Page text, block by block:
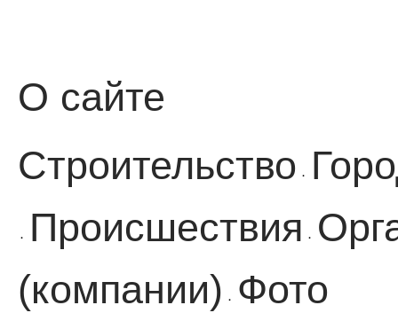
О сайте
Строительство ·
· Происшествия ·
(компании)
·
Фото